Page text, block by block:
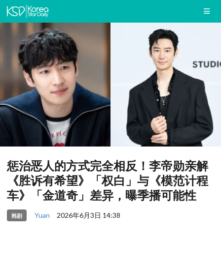
惩治恶人的方式完全相反！李帝勋亲解
《胜诉有希望》「权白」与《模范计程
车》「金道奇」差异，曝季播可能性
韩剧 Yuan 2026年6月3日 14:38